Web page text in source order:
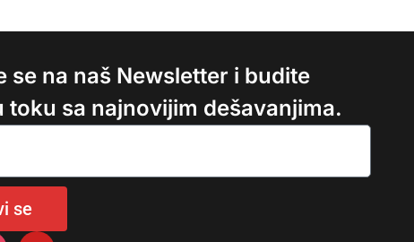
se na naš Newsletter i budite
toku sa najnovijim dešavanjima.
se